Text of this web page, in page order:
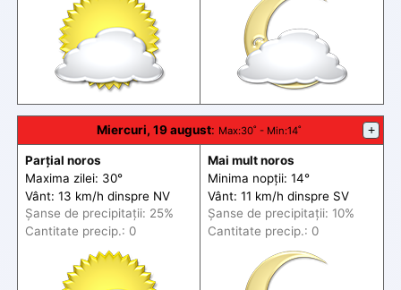
Miercuri, 19 august: Max:30˚ - Min:14˚ +
Parțial noros
Maxima zilei: 30°
Vânt: 13 km/h dinspre NV
Șanse de precipitații: 25%
Cantitate precip.: 0
Mai mult noros
Minima nopții: 14°
Vânt: 11 km/h dinspre SV
Șanse de precipitații: 10%
Cantitate precip.: 0